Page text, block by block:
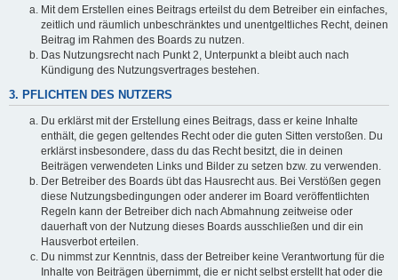
Mit dem Erstellen eines Beitrags erteilst du dem Betreiber ein einfaches,
zeitlich und räumlich unbeschränktes und unentgeltliches Recht, deinen
Beitrag im Rahmen des Boards zu nutzen.
Das Nutzungsrecht nach Punkt 2, Unterpunkt a bleibt auch nach
Kündigung des Nutzungsvertrages bestehen.
3. PFLICHTEN DES NUTZERS
Du erklärst mit der Erstellung eines Beitrags, dass er keine Inhalte
enthält, die gegen geltendes Recht oder die guten Sitten verstoßen. Du
erklärst insbesondere, dass du das Recht besitzt, die in deinen
Beiträgen verwendeten Links und Bilder zu setzen bzw. zu verwenden.
Der Betreiber des Boards übt das Hausrecht aus. Bei Verstößen gegen
diese Nutzungsbedingungen oder anderer im Board veröffentlichten
Regeln kann der Betreiber dich nach Abmahnung zeitweise oder
dauerhaft von der Nutzung dieses Boards ausschließen und dir ein
Hausverbot erteilen.
Du nimmst zur Kenntnis, dass der Betreiber keine Verantwortung für die
Inhalte von Beiträgen übernimmt, die er nicht selbst erstellt hat oder die